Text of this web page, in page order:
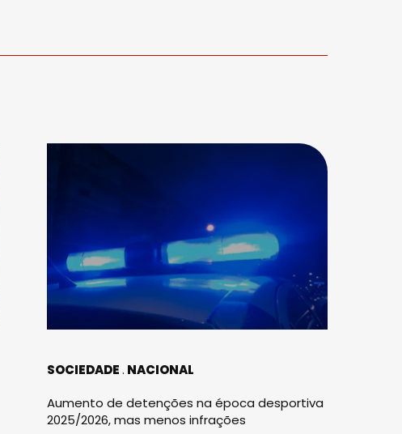
SOCIEDADE NACIONAL
Aumento de detenções na época desportiva
2025/2026, mas menos infrações